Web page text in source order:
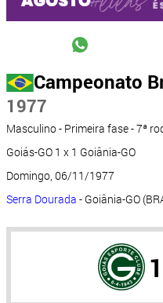
Campeonato
1977
Masculino - Primeira fase - 7ª
Goiás-GO 1 x 1 Goiânia-GO
Domingo, 06/11/1977
Serra Dourada - Goiânia-GO